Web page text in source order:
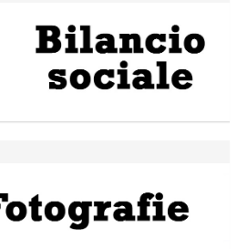
valorizzi le nostre specificità"